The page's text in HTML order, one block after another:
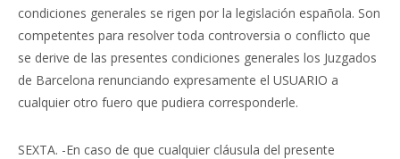
condiciones generales se rigen por la legislación española. Son
competentes para resolver toda controversia o conflicto que
se derive de las presentes condiciones generales los Juzgados
de Barcelona renunciando expresamente el USUARIO a
cualquier otro fuero que pudiera corresponderle.
SEXTA. -En caso de que cualquier cláusula del presente